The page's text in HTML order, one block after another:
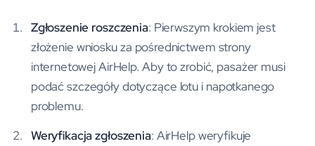
Zgłoszenie roszczenia: Pierwszym krokiem jest
złożenie wniosku za pośrednictwem strony
internetowej AirHelp. Aby to zrobić, pasażer musi
podać szczegóły dotyczące lotu i napotkanego
problemu.
Weryfikacja zgłoszenia: AirHelp weryfikuje